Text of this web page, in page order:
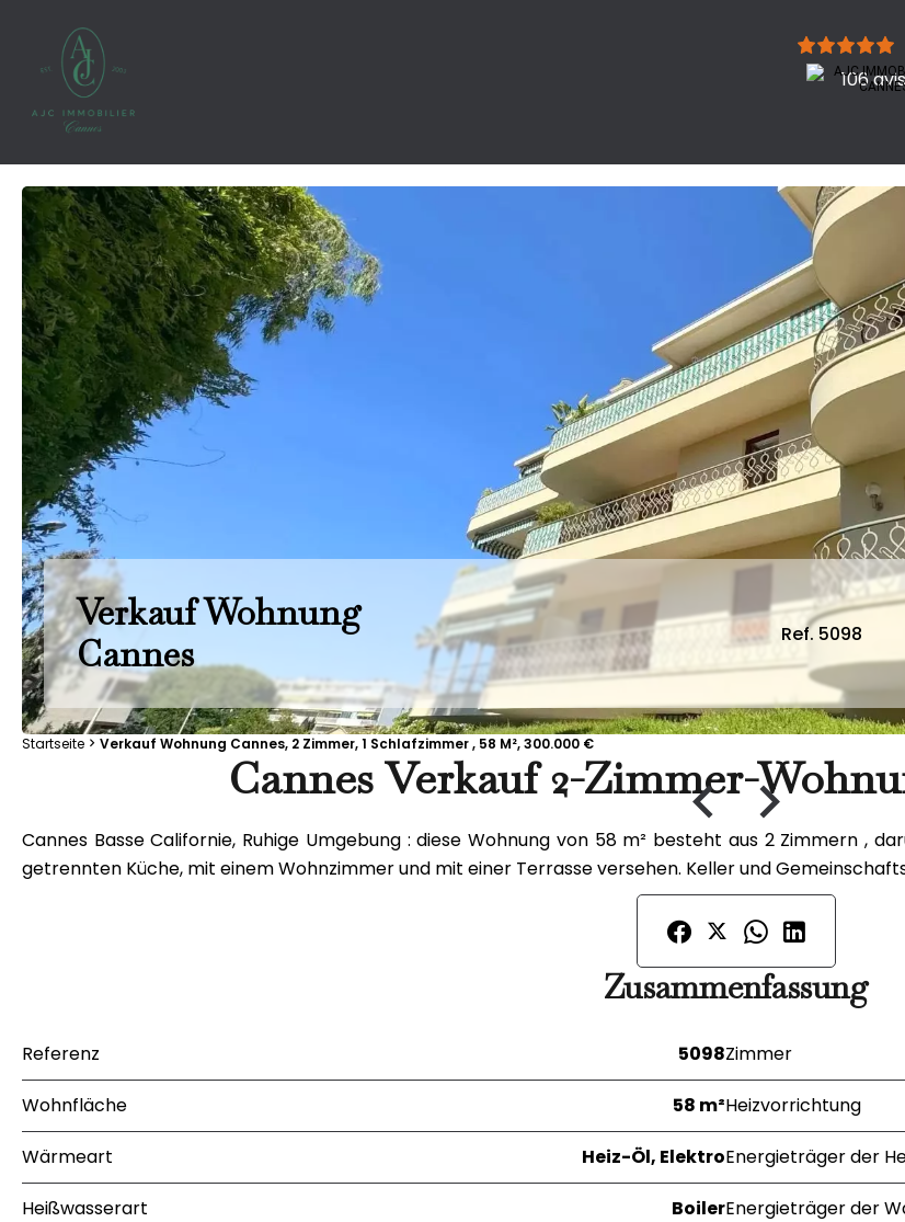
106 avis
Verkauf Wohnung
Cannes
Ref. 5098
Startseite Verkauf Wohnung Cannes, 2 Zimmer, 1 Schlafzimmer , 58 M², 300.000 €
Cannes Verkauf 2-Zimmer-
Cannes Basse Californie, Ruhige Umgebung : diese Wohnung von 58 m² besteht aus 2 Zimmern ,
getrennten Küche, mit einem Wohnzimmer und mit einer Terrasse versehen. Keller und
Zusammenfassung
Referenz 5098Zimmer
Wohnfläche 58 m²Heizvorrichtung
Wärmeart Heiz-Öl, ElektroEnergieträger der
Heißwasserart BoilerEnergieträger der